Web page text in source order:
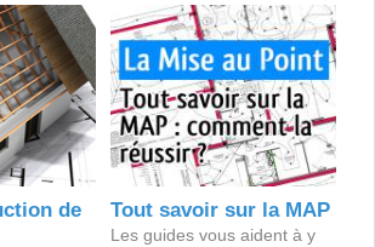
de
Tout savoir sur la MAP
Les guides vous aident à y